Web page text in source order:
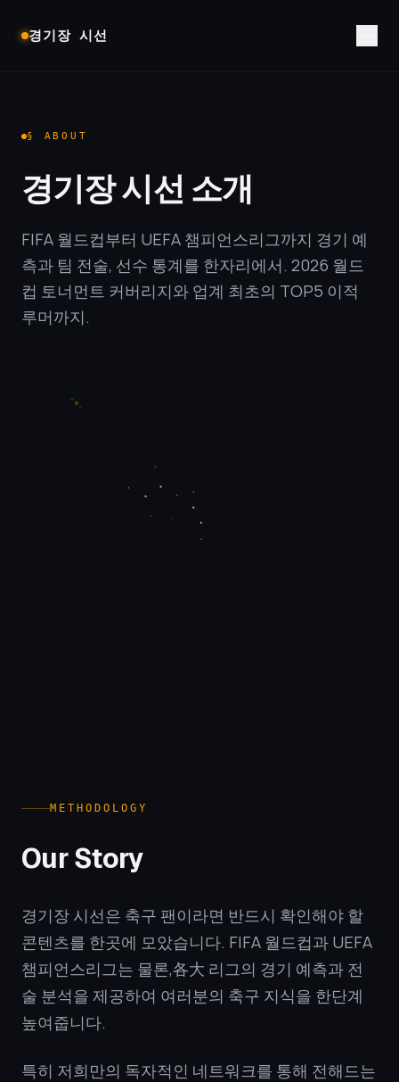
경기장 시선
§ ABOUT
경기장 시선 소개
FIFA 월드컵부터 UEFA 챔피언스리그까지 경기 예
측과 팀 전술, 선수 통계를 한자리에서. 2026 월드
컵 토너먼트 커버리지와 업계 최초의 TOP5 이적
루머까지.
METHODOLOGY
Our Story
경기장 시선은 축구 팬이라면 반드시 확인해야 할
콘텐츠를 한곳에 모았습니다. FIFA 월드컵과 UEFA
챔피언스리그는 물론,各大 리그의 경기 예측과 전
술 분석을 제공하여 여러분의 축구 지식을 한단계
높여줍니다.
특히 저희만의 독자적인 네트워크를 통해 전해드는